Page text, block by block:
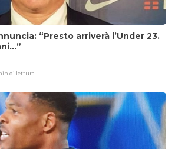
“Presto arriverà l’Under 23.
di lettura